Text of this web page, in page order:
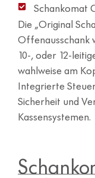
Schankomat
Die „Original
Offenausschank
10-, oder 12-
wahlweise am
Integrierte
Sicherheit und
Kassensystemen.